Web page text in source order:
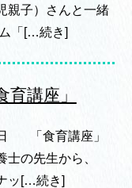
親子）さんと一緒
「[…続き]
講座」
「食育講座」
士の先生から、
ッ[…続き]